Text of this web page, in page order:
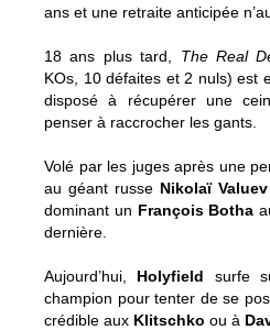
ans et une retraite anticipée
18 ans plus tard, The Real
KOs, 10 défaites et 2 nuls) est
disposé à récupérer une
penser à raccrocher les gants.
Volé par les juges après une
au géant russe Nikolaï Valuev
dominant un François Botha
dernière.
Aujourd’hui, Holyfield surfe
champion pour tenter de se
crédible aux Klitschko ou à